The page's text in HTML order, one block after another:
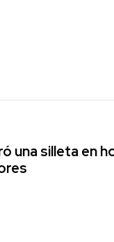
una silleta en